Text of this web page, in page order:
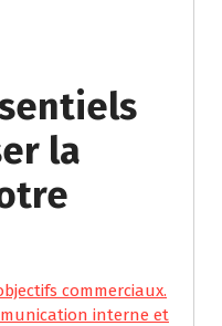
la
commerciaux.
interne et